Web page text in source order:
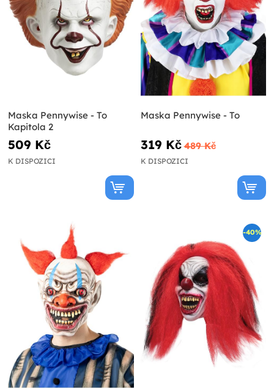
Maska Pennywise - To
Kapitola 2
509 Kč
K DISPOZICI
Maska Pennywise - To
319 Kč 489 Kč
K DISPOZICI
-40%